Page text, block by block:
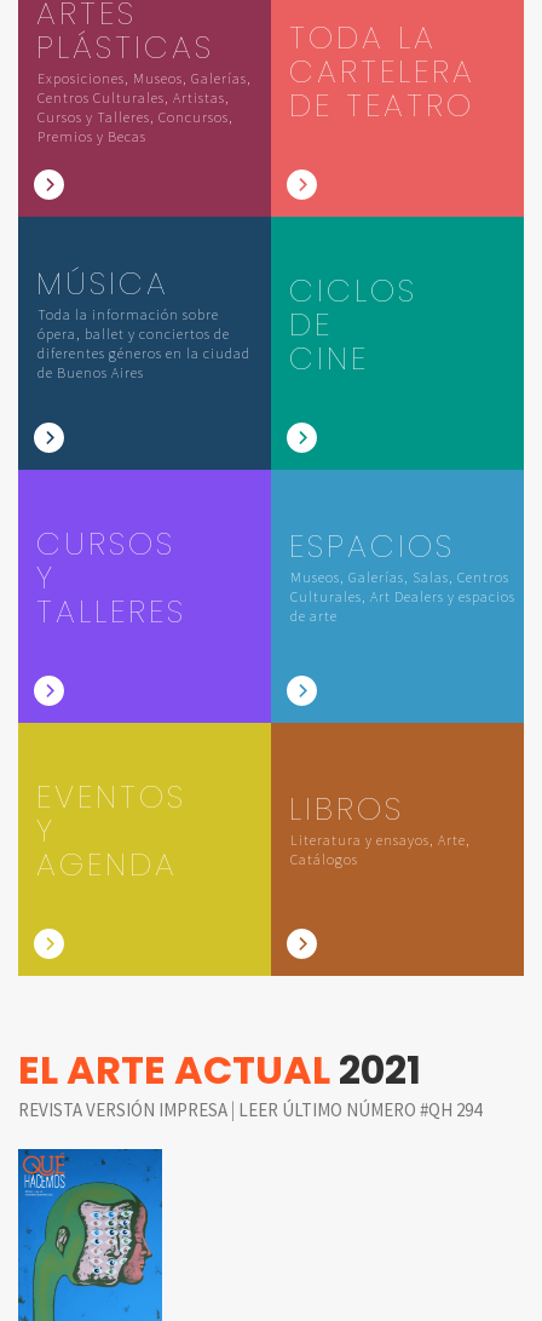
ARTES
PLÁSTICAS
Exposiciones, Museos, Galerías,
Centros Culturales, Artistas,
Cursos y Talleres, Concursos,
Premios y Becas
TODA LA
CARTELERA
DE TEATRO
MÚSICA
Toda la información sobre
ópera, ballet y conciertos de
diferentes géneros en la ciudad
de Buenos Aires
CICLOS
DE
CINE
CURSOS
Y
TALLERES
ESPACIOS
Museos, Galerías, Salas, Centros
Culturales, Art Dealers y espacios
de arte
EVENTOS
Y
AGENDA
LIBROS
Literatura y ensayos, Arte,
Catálogos
EL ARTE ACTUAL2021
REVISTA VERSIÓN IMPRESA | LEER ÚLTIMO NÚMERO #QH 294